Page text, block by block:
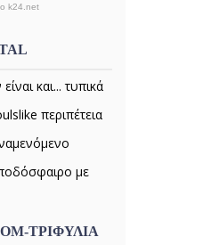
k24.net
και... τυπικά
περιπέτεια
με
ΤΡΙΦΥΛΙΑ